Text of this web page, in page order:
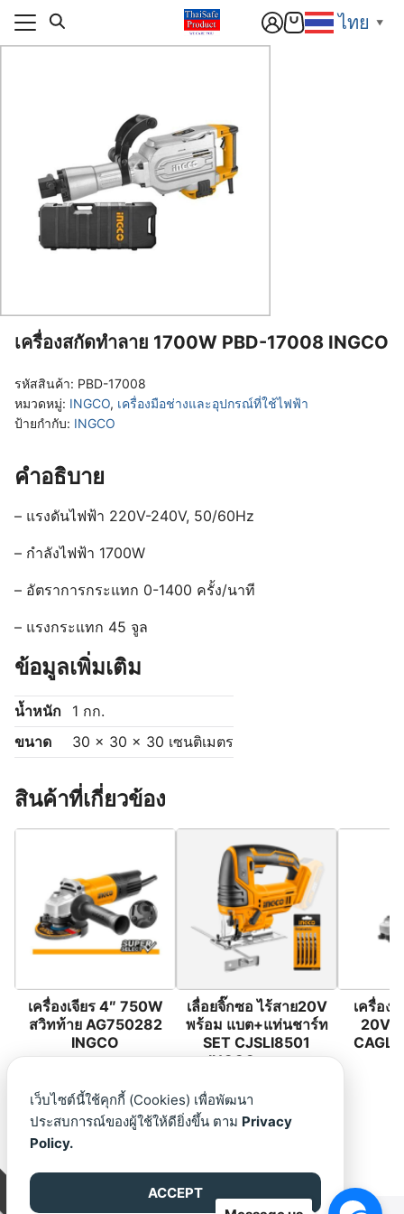
Skip
ไทย ▼
รและกิจกรรม
นกับเรา
เครื่องสกัดทำลาย 1700W PBD-17008 INGCO
รหัสสินค้า: PBD-17008
หมวดหมู่: INGCO, เครื่องมือช่างและอุปกรณ์ที่ใช้ไฟฟ้า
ป้ายกำกับ: INGCO
คำอธิบาย
– แรงดันไฟฟ้า 220V-240V, 50/60Hz
– กำลังไฟฟ้า 1700W
– อัตราการกระแทก 0-1400 ครั้ง/นาที
– แรงกระแทก 45 จูล
ข้อมูลเพิ่มเติม
น้ำหนัก
1 กก.
ขนาด
30 × 30 × 30 เซนติเมตร
สินค้าที่เกี่ยวข้อง
เครื่องเจียร 4″ 750W
สวิทท้าย AG750282
INGCO
เลื่อยจิ๊กซอ ไร้สาย20V
พร้อม แบต+แท่นชาร์ท
SET CJSLI8501
INGCO ครบชุด
เครื่อง
20V (
เว็บไซต์นี้ใช้คุกกี้ (Cookies) เพื่อพัฒนา
ประสบการณ์ของผู้ใช้ให้ดียิ่งขึ้น ตาม Privacy
Policy.
ACCEPT